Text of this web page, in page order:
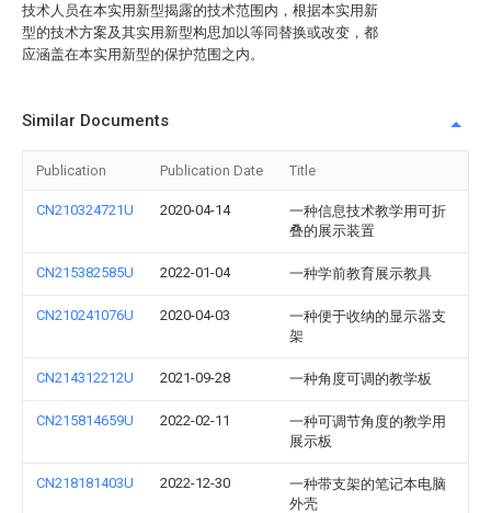
技术人员在本实用新型揭露的技术范围内，根据本实用新
型的技术方案及其实用新型构思加以等同替换或改变，都
应涵盖在本实用新型的保护范围之内。
Similar Documents
Publication Publication Date Title
CN210324721U 2020-04-14
一种信息技术教学用可折
叠的展示装置
CN215382585U 2022-01-04 一种学前教育展示教具
CN210241076U 2020-04-03
一种便于收纳的显示器支
架
CN214312212U 2021-09-28 一种角度可调的教学板
CN215814659U 2022-02-11
一种可调节角度的教学用
展示板
CN218181403U 2022-12-30
一种带支架的笔记本电脑
外壳